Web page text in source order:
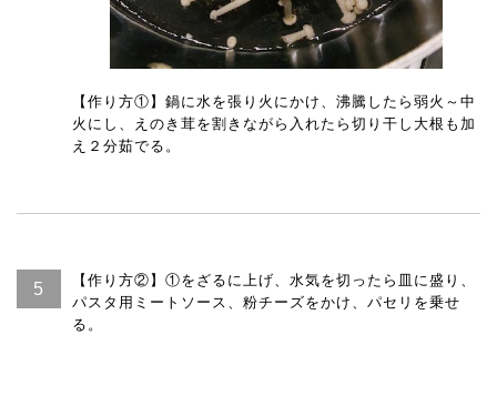
【作り方①】鍋に水を張り火にかけ、沸騰したら弱火～中
火にし、えのき茸を割きながら入れたら切り干し大根も加
え２分茹でる。
【作り方②】①をざるに上げ、水気を切ったら皿に盛り、
パスタ用ミートソース、粉チーズをかけ、パセリを乗せ
る。